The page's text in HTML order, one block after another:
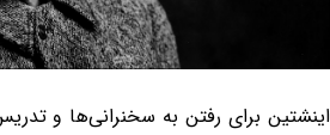
اینشتین برای رفتن به سخنرانی‌ها و